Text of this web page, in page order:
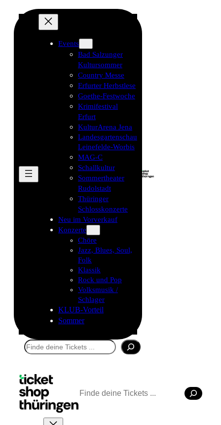
Events
Bad Salzunger
Kultursommer
Country Messe
Erfurter Herbstlese
Goethe-Festwoche
Krimifestival
Erfurt
KulturArena Jena
Landesgartenschau
Leinefelde-Worbis
MAG-C
Schallkultur
Sommertheater
Rudolstadt
Thüringer
Schlosskonzerte
Neu im Vorverkauf
Konzerte
Chöre
Jazz, Blues, Soul,
Folk
Klassik
Rock und Pop
Volksmusik /
Schlager
KLUB-Vorteil
Sommer
Suchen
Suchen